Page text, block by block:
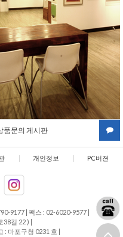
품문의 게시판
개인정보 PC버젼
9177 팩스 : 02-6020-9577
38길 22 )
: 마포구청 0231 호